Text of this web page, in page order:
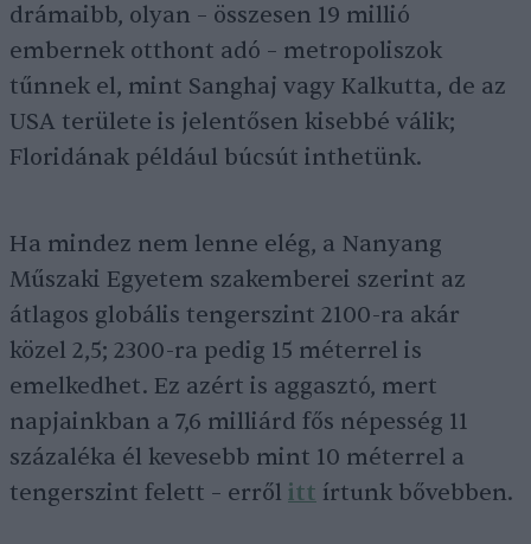
drámaibb, olyan – összesen 19 millió
embernek otthont adó – metropoliszok
tűnnek el, mint Sanghaj vagy Kalkutta, de az
USA területe is jelentősen kisebbé válik;
Floridának például búcsút inthetünk.
Ha mindez nem lenne elég, a Nanyang
Műszaki Egyetem szakemberei szerint az
átlagos globális tengerszint 2100-ra akár
közel 2,5; 2300-ra pedig 15 méterrel is
emelkedhet. Ez azért is aggasztó, mert
napjainkban a 7,6 milliárd fős népesség 11
százaléka él kevesebb mint 10 méterrel a
tengerszint felett – erről itt írtunk bővebben.